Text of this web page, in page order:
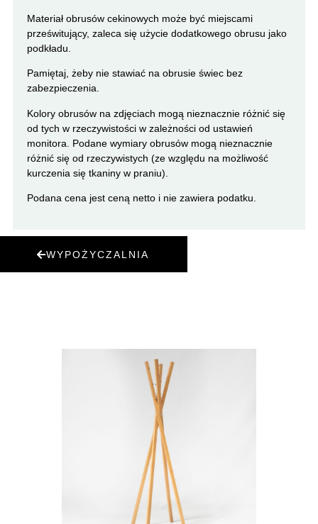
Materiał obrusów cekinowych może być miejscami
prześwitujący, zaleca się użycie dodatkowego obrusu jako
podkładu.
Pamiętaj, żeby nie stawiać na obrusie świec bez
zabezpieczenia.
Kolory obrusów na zdjęciach mogą nieznacznie różnić się
od tych w rzeczywistości w zależności od ustawień
monitora. Podane wymiary obrusów mogą nieznacznie
różnić się od rzeczywistych (ze względu na możliwość
kurczenia się tkaniny w praniu).
Podana cena jest ceną netto i nie zawiera podatku.
WYPOŻYCZALNIA